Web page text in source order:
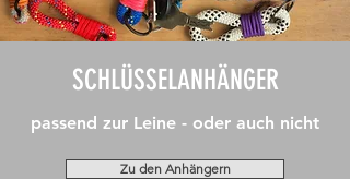
SCHLÜSSELANHÄNGER
passend zur Leine - oder auch nicht
Zu den Anhängern